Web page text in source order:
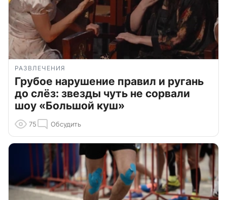
РАЗВЛЕЧЕНИЯ
Грубое нарушение правил и ругань
до слёз: звезды чуть не сорвали
шоу «Большой куш»
75 Обсудить